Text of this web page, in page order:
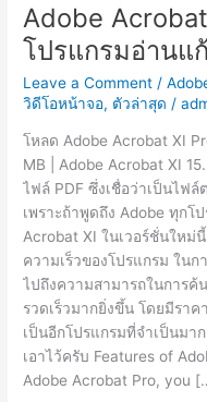
Adobe
โปรแกรมอ่านแ
Leave a Comment /
วิดีโอหน้าจอ, ตัวล่าสุด /
โหลด Adobe Acrobat XI
MB | Adobe Acrobat XI
ไฟล์ PDF ซึ่งเชื่อว่าเป็นไฟ
เพราะถ้าพูดถึง Adobe ทุก
Acrobat XI ในเวอร์ชั่นใหม่
ความเร็วของโปรแกรม ในก
ไปถึงความสามารถในการค้
รวดเร็วมากยิ่งขึ้น โดยมีรา
เป็นอีกโปรแกรมที่จำเป็นมา
เอาไว้ครับ Features of
Adobe Acrobat Pro, you